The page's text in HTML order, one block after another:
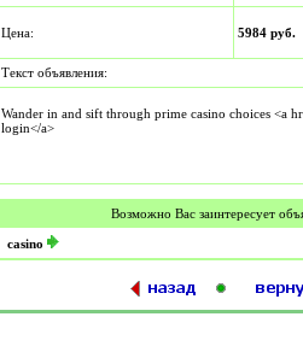
Цена: 5984 руб.
Текст объявления:
Wander in and sift through prime casino choices <a
login</a>
Возможно Вас заинтересует
casino